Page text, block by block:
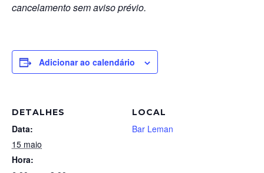
cancelamento sem aviso prévio.
Adicionar ao calendário
DETALHES
Data:
15 maio
Hora:
LOCAL
Bar Leman